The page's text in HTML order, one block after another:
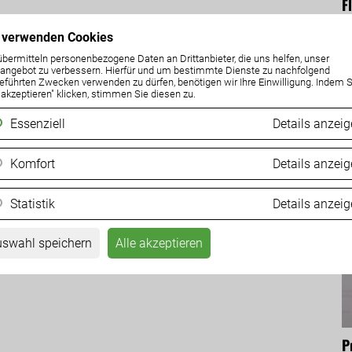
Cookies
personenbezogene Daten an Drittanbieter, die uns helfen, unser
zu verbessern. Hierfür und um bestimmte Dienste zu nachfolgend
Zwecken verwenden zu dürfen, benötigen wir Ihre Einwilligung. Indem
akzeptieren" klicken, stimmen Sie diesen zu.
Essenziell Details
Komfort Details
Statistik Details
speichern Alle akzeptieren